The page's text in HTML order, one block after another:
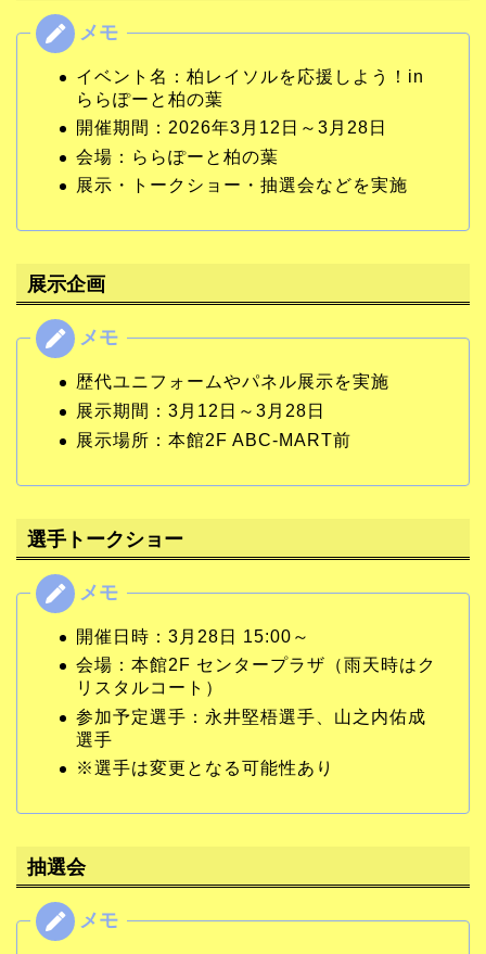
イベント名：柏レイソルを応援しよう！in
ららぽーと柏の葉
開催期間：2026年3月12日～3月28日
会場：ららぽーと柏の葉
展示・トークショー・抽選会などを実施
展示企画
歴代ユニフォームやパネル展示を実施
展示期間：3月12日～3月28日
展示場所：本館2F ABC-MART前
選手トークショー
開催日時：3月28日 15:00～
会場：本館2F センタープラザ（雨天時はク
リスタルコート）
参加予定選手：永井堅梧選手、山之内佑成
選手
※選手は変更となる可能性あり
抽選会